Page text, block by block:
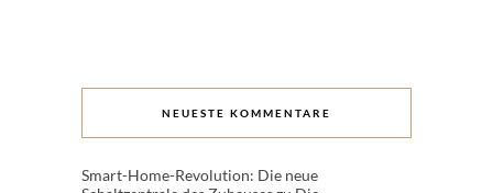
NEUESTE KOMMENTARE
Smart-Home-Revolution: Die neue